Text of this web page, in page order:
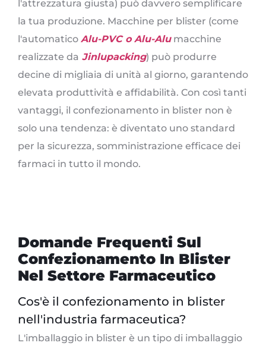
l'attrezzatura giusta) può davvero semplificare
la tua produzione. Macchine per blister (come
l'automatico Alu-PVC o Alu-Alumacchine
realizzate da Jinlupacking) può produrre
decine di migliaia di unità al giorno, garantendo
elevata produttività e affidabilità. Con così tanti
vantaggi, il confezionamento in blister non è
solo una tendenza: è diventato uno standard
per la sicurezza, somministrazione efficace dei
farmaci in tutto il mondo.
Domande Frequenti Sul
Confezionamento In Blister
Nel Settore Farmaceutico
Cos'è il confezionamento in blister
nell'industria farmaceutica?
L'imballaggio in blister è un tipo di imballaggio